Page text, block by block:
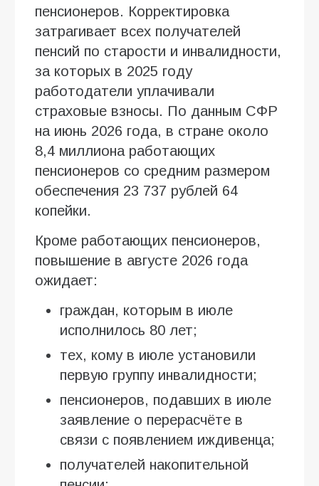
пенсионеров. Корректировка
затрагивает всех получателей
пенсий по старости и инвалидности,
за которых в 2025 году
работодатели уплачивали
страховые взносы. По данным СФР
на июнь 2026 года, в стране около
8,4 миллиона работающих
пенсионеров со средним размером
обеспечения 23 737 рублей 64
копейки.
Кроме работающих пенсионеров,
повышение в августе 2026 года
ожидает:
граждан, которым в июле
исполнилось 80 лет;
тех, кому в июле установили
первую группу инвалидности;
пенсионеров, подавших в июле
заявление о перерасчёте в
связи с появлением иждивенца;
получателей накопительной